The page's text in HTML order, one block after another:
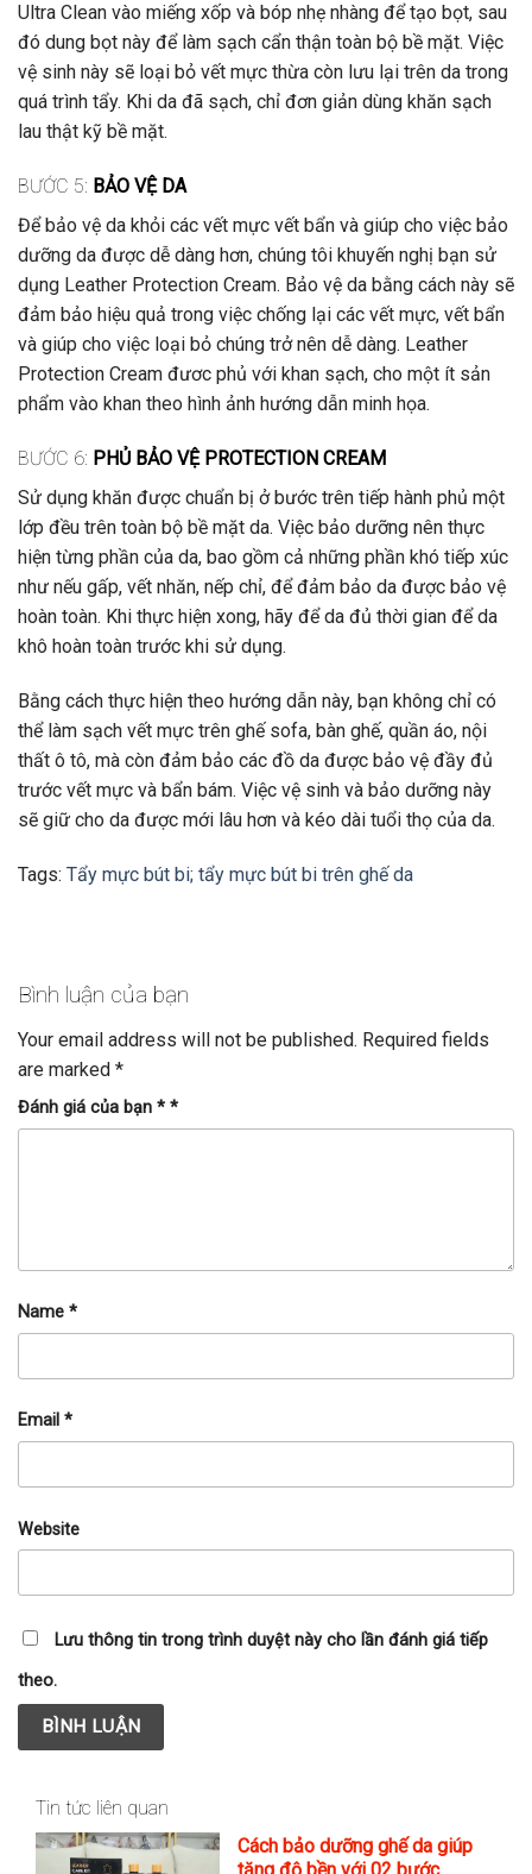
Ultra Clean vào miếng xốp và bóp nhẹ nhàng để tạo bọt, sau
đó dung bọt này để làm sạch cẩn thận toàn bộ bề mặt. Việc
vệ sinh này sẽ loại bỏ vết mực thừa còn lưu lại trên da trong
quá trình tẩy. Khi da đã sạch, chỉ đơn giản dùng khăn sạch
lau thật kỹ bề mặt.
BƯỚC 5: BẢO VỆ DA
Để bảo vệ da khỏi các vết mực vết bẩn và giúp cho việc bảo
dưỡng da được dễ dàng hơn, chúng tôi khuyến nghị bạn sử
dụng Leather Protection Cream. Bảo vệ da bằng cách này sẽ
đảm bảo hiệu quả trong việc chống lại các vết mực, vết bẩn
và giúp cho việc loại bỏ chúng trở nên dễ dàng. Leather
Protection Cream đươc phủ với khan sạch, cho một ít sản
phẩm vào khan theo hình ảnh hướng dẫn minh họa.
BƯỚC 6: PHỦ BẢO VỆ PROTECTION CREAM
Sử dụng khăn được chuẩn bị ở bước trên tiếp hành phủ một
lớp đều trên toàn bộ bề mặt da. Việc bảo dưỡng nên thực
hiện từng phần của da, bao gồm cả những phần khó tiếp xúc
như nếu gấp, vết nhăn, nếp chỉ, để đảm bảo da được bảo vệ
hoàn toàn. Khi thực hiện xong, hãy để da đủ thời gian để da
khô hoàn toàn trước khi sử dụng.
Bằng cách thực hiện theo hướng dẫn này, bạn không chỉ có
thể làm sạch vết mực trên ghế sofa, bàn ghế, quần áo, nội
thất ô tô, mà còn đảm bảo các đồ da được bảo vệ đầy đủ
trước vết mực và bẩn bám. Việc vệ sinh và bảo dưỡng này
sẽ giữ cho da được mới lâu hơn và kéo dài tuổi thọ của da.
Tags: Tẩy mực bút bi; tẩy mực bút bi trên ghế da
Bình luận của bạn
Your email address will not be published. Required fields
are marked *
Đánh giá của bạn * *
Name *
Email *
Website
Lưu thông tin trong trình duyệt này cho lần đánh giá tiếp
theo.
Tin tức liên quan
Cách bảo dưỡng ghế da giúp
tăng độ bền với 02 bước